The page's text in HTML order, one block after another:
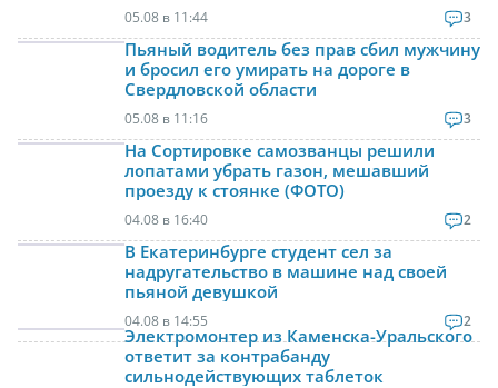
05.08 в 11:44 3
Пьяный водитель без прав сбил мужчину
и бросил его умирать на дороге в
Свердловской области
05.08 в 11:16 3
На Сортировке самозванцы решили
лопатами убрать газон, мешавший
проезду к стоянке (ФОТО)
04.08 в 16:40 2
В Екатеринбурге студент сел за
надругательство в машине над своей
пьяной девушкой
04.08 в 14:55 2
Электромонтер из Каменска-Уральского
ответит за контрабанду
сильнодействующих таблеток